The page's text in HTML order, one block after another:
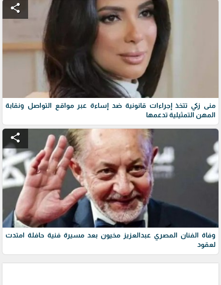
share
منى زكي تتخذ إجراءات قانونية ضد إساءة عبر مواقع التواصل ونقابة
المهن التمثيلية تدعمها
share
وفاة الفنان المصري عبدالعزيز مخيون بعد مسيرة فنية حافلة امتدت
لعقود